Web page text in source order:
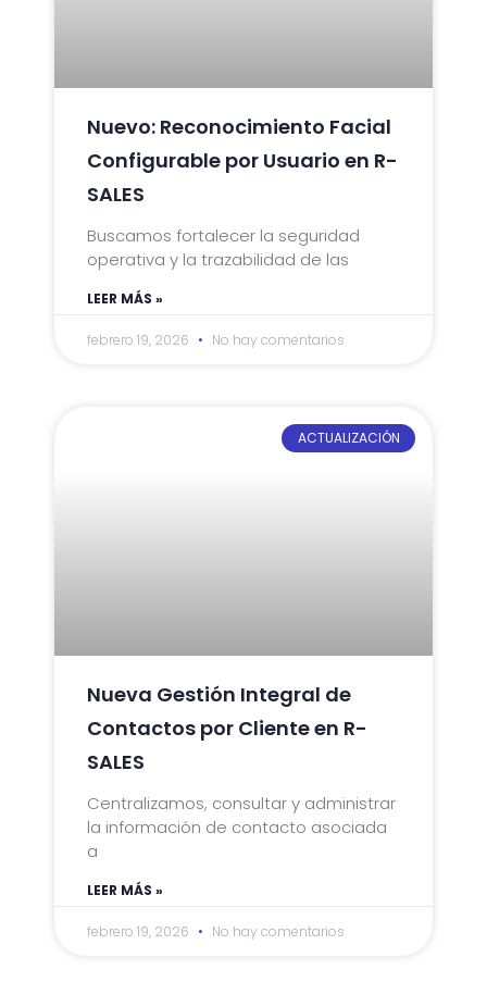
Nuevo: Reconocimiento Facial
Configurable por Usuario en R-
SALES
Buscamos fortalecer la seguridad
operativa y la trazabilidad de las
LEER MÁS »
febrero 19, 2026 No hay comentarios
ACTUALIZACIÓN
Nueva Gestión Integral de
Contactos por Cliente en R-
SALES
Centralizamos, consultar y administrar
la información de contacto asociada
a
LEER MÁS »
febrero 19, 2026 No hay comentarios